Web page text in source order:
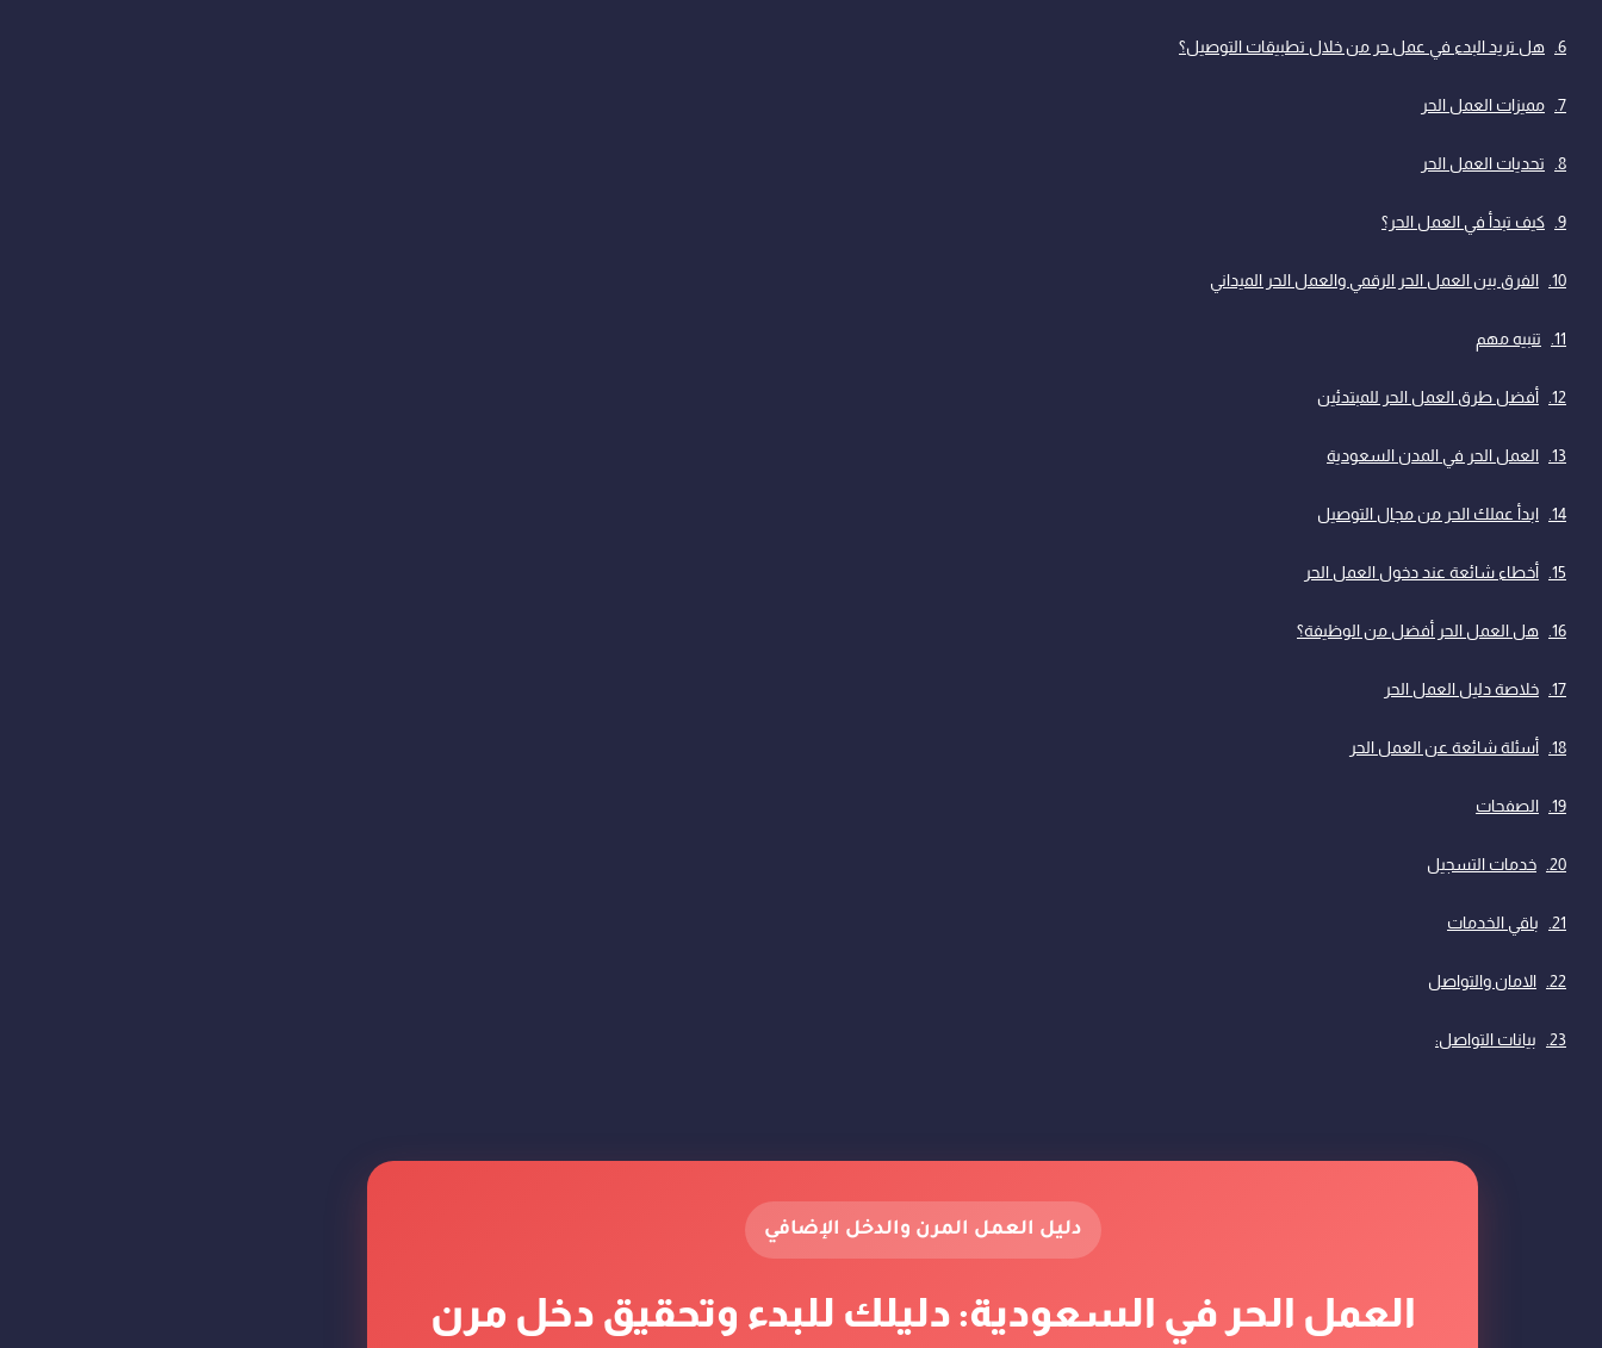
هل تريد البدء في عمل حر من خلال تطبيقات التوصيل؟
مميزات العمل الحر
تحديات العمل الحر
كيف تبدأ في العمل الحر؟
الفرق بين العمل الحر الرقمي والعمل الحر الميداني
تنبيه مهم
أفضل طرق العمل الحر للمبتدئين
العمل الحر في المدن السعودية
ابدأ عملك الحر من مجال التوصيل
أخطاء شائعة عند دخول العمل الحر
هل العمل الحر أفضل من الوظيفة؟
خلاصة دليل العمل الحر
أسئلة شائعة عن العمل الحر
الصفحات
خدمات التسجيل
باقي الخدمات
الامان والتواصل
بيانات التواصل:
دليل العمل المرن والدخل الإضافي
العمل الحر في السعودية: دليلك للبدء وتحقيق دخل مرن